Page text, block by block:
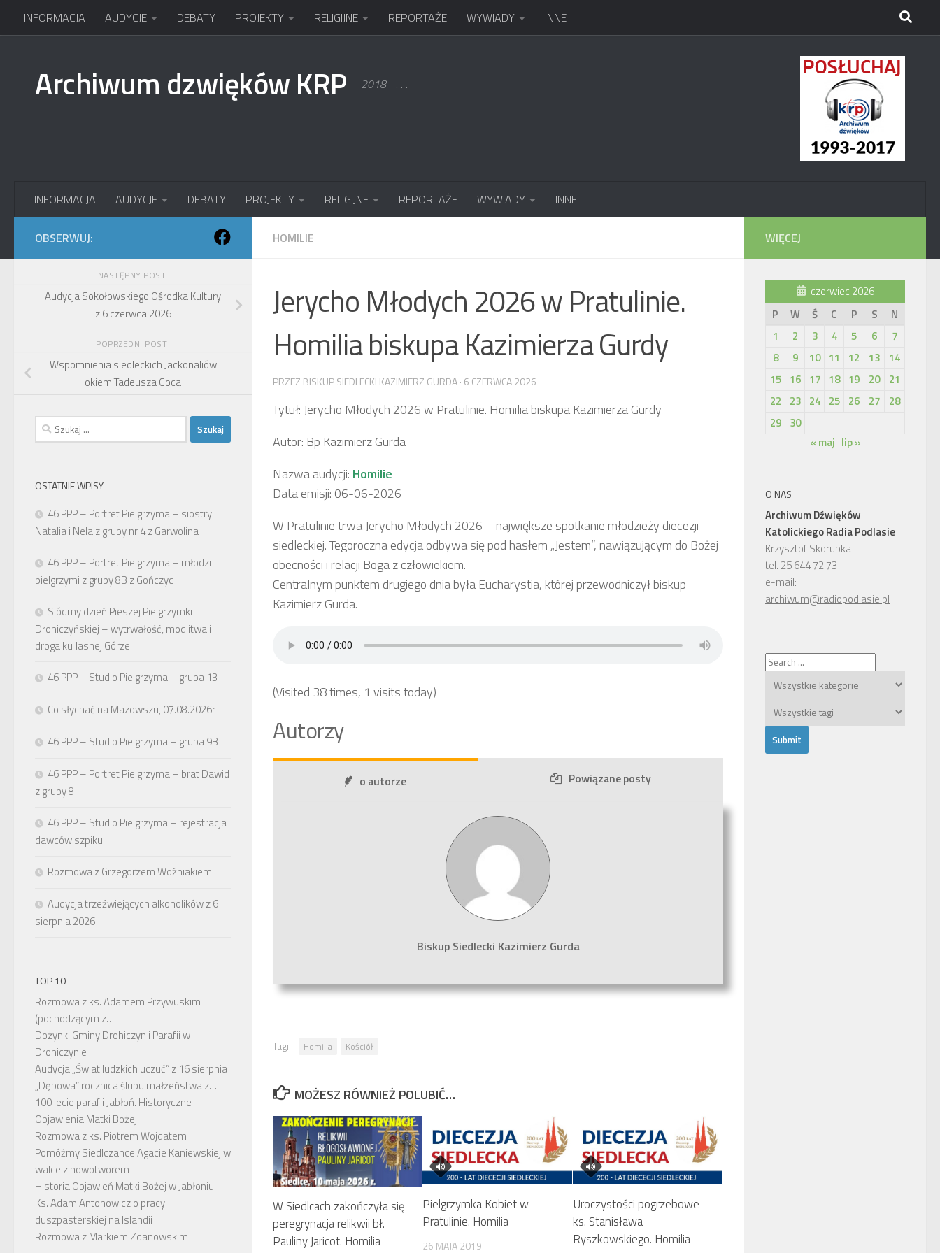
Przejdź do treści
INFORMACJA AUDYCJE DEBATY PROJEKTY RELIGIJNE REPORTAŻE WYWIADY INNE
Archiwum dzwięków KRP 2018 - . . .
INFORMACJA AUDYCJE DEBATY PROJEKTY RELIGIJNE REPORTAŻE WYWIADY INNE
HOMILIE
Jerycho Młodych 2026 w Pratulinie.
Homilia biskupa Kazimierza Gurdy
PRZEZ BISKUP SIEDLECKI KAZIMIERZ GURDA· 6 CZERWCA 2026
Tytuł: Jerycho Młodych 2026 w Pratulinie. Homilia biskupa Kazimierza Gurdy
Autor: Bp Kazimierz Gurda
Nazwa audycji: Homilie
Data emisji: 06-06-2026
W Pratulinie trwa Jerycho Młodych 2026 – największe spotkanie młodzieży diecezji
siedleckiej. Tegoroczna edycja odbywa się pod hasłem „Jestem”, nawiązującym do Bożej
obecności i relacji Boga z człowiekiem.
Centralnym punktem drugiego dnia była Eucharystia, której przewodniczył biskup
Kazimierz Gurda.
(Visited 38 times, 1 visits today)
Autorzy
o autorze Powiązane posty
Biskup Siedlecki Kazimierz Gurda
Tagi: Homilia Kościół
MOŻESZ RÓWNIEŻ POLUBIĆ…
W Siedlcach zakończyła się
peregrynacja relikwii bł.
Pauliny Jaricot. Homilia
Pielgrzymka Kobiet w
Pratulinie. Homilia
26 MAJA 2019
Uroczystości pogrzebowe
ks. Stanisława
Ryszkowskiego. Homilia
OBSERWUJ:
NASTĘPNY POST
Audycja Sokołowskiego Ośrodka Kultury
z 6 czerwca 2026
POPRZEDNI POST
Wspomnienia siedleckich Jackonaliów
okiem Tadeusza Goca
Szukaj:
OSTATNIE WPISY
46 PPP – Portret Pielgrzyma – siostry
Natalia i Nela z grupy nr 4 z Garwolina
46 PPP – Portret Pielgrzyma – młodzi
pielgrzymi z grupy 8B z Gończyc
Siódmy dzień Pieszej Pielgrzymki
Drohiczyńskiej – wytrwałość, modlitwa i
droga ku Jasnej Górze
46 PPP – Studio Pielgrzyma – grupa 13
Co słychać na Mazowszu, 07.08.2026r
46 PPP – Studio Pielgrzyma – grupa 9B
46 PPP – Portret Pielgrzyma – brat Dawid
z grupy 8
46 PPP – Studio Pielgrzyma – rejestracja
dawców szpiku
Rozmowa z Grzegorzem Woźniakiem
Audycja trzeźwiejących alkoholików z 6
sierpnia 2026
TOP 10
Rozmowa z ks. Adamem Przywuskim
(pochodzącym z…
Dożynki Gminy Drohiczyn i Parafii w
Drohiczynie
Audycja „Świat ludzkich uczuć” z 16 sierpnia
„Dębowa” rocznica ślubu małżeństwa z…
100 lecie parafii Jabłoń. Historyczne
Objawienia Matki Bożej
Rozmowa z ks. Piotrem Wojdatem
Pomóżmy Siedlczance Agacie Kaniewskiej w
walce z nowotworem
Historia Objawień Matki Bożej w Jabłoniu
Ks. Adam Antonowicz o pracy
duszpasterskiej na Islandii
Rozmowa z Markiem Zdanowskim
WIĘCEJ
czerwiec 2026
P
W Ś C P S
N
1
2 3 4 5 6
7
8
9 10 11 12 13
14
15 16 17 18 19 20
21
22
23 24 25 26 27
28
29 30
« maj lip »
O NAS
Archiwum Dźwięków
Katolickiego Radia Podlasie
Krzysztof Skorupka
tel. 25 644 72 73
e-mail:
archiwum@radiopodlasie.pl